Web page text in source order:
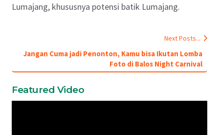
Lumajang, khususnya potensi batik Lumajang.
Next Posts...
Jangan Cuma jadi Penonton, Kamu bisa Ikutan Lomba
Foto di Balos Night Carnival
Featured Video